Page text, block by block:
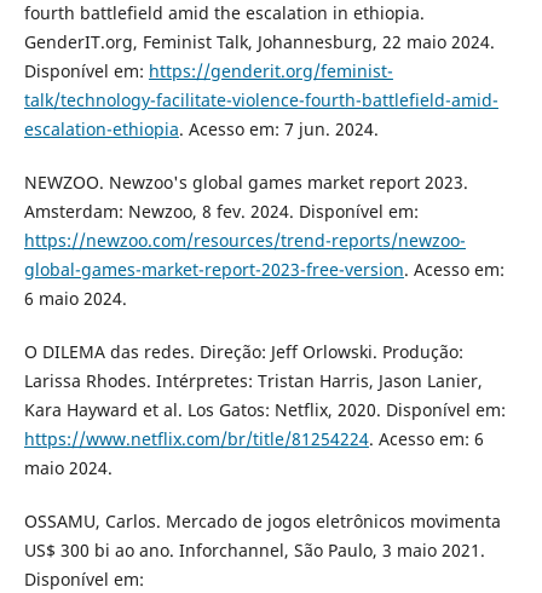
fourth battlefield amid the escalation in ethiopia.
GenderIT.org, Feminist Talk, Johannesburg, 22 maio 2024.
Disponível em: https://genderit.org/feminist-
talk/technology-facilitate-violence-fourth-battlefield-amid-
escalation-ethiopia. Acesso em: 7 jun. 2024.
NEWZOO. Newzoo's global games market report 2023.
Amsterdam: Newzoo, 8 fev. 2024. Disponível em:
https://newzoo.com/resources/trend-reports/newzoo-
global-games-market-report-2023-free-version. Acesso em:
6 maio 2024.
O DILEMA das redes. Direção: Jeff Orlowski. Produção:
Larissa Rhodes. Intérpretes: Tristan Harris, Jason Lanier,
Kara Hayward et al. Los Gatos: Netflix, 2020. Disponível em:
https://www.netflix.com/br/title/81254224. Acesso em: 6
maio 2024.
OSSAMU, Carlos. Mercado de jogos eletrônicos movimenta
US$ 300 bi ao ano. Inforchannel, São Paulo, 3 maio 2021.
Disponível em: